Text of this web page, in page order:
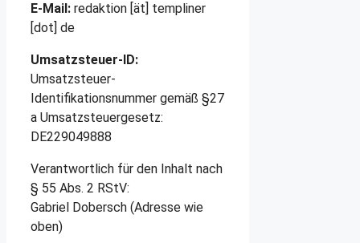
E-Mail: redaktion [ät] templiner
[dot] de
Umsatzsteuer-ID:
Umsatzsteuer-
Identifikationsnummer gemäß §27
a Umsatzsteuergesetz:
DE229049888
Verantwortlich für den Inhalt nach
§ 55 Abs. 2 RStV:
Gabriel Dobersch (Adresse wie
oben)